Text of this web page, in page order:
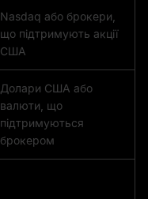
Nasdaq або брокери,
що підтримують акції
США
Долари США або
валюти, що
підтримуються
брокером